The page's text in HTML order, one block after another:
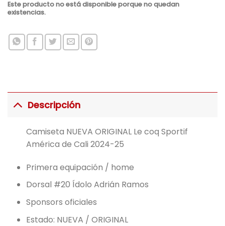
Este producto no está disponible porque no quedan
existencias.
Descripción
Camiseta NUEVA ORIGINAL Le coq Sportif
América de Cali 2024-25
Primera equipación / home
Dorsal #20 Ídolo Adrián Ramos
Sponsors oficiales
Estado: NUEVA / ORIGINAL